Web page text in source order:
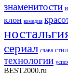
знаменитости
клон комедия
сериал слава
технологии
BEST2000.ru